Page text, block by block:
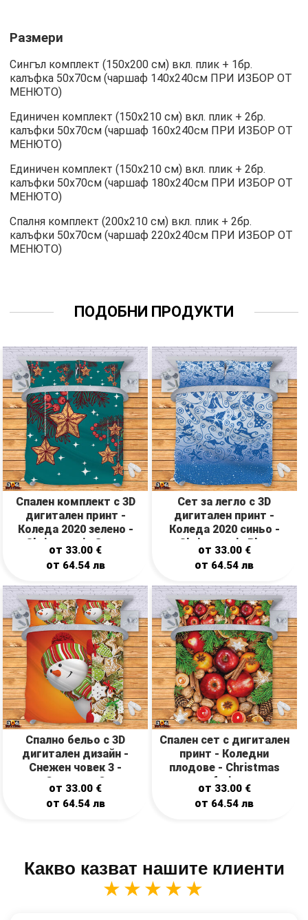
Размери
Сингъл комплект (150х200 см) вкл. плик + 1бр.
калъфка 50х70см (чаршаф 140х240см ПРИ ИЗБОР ОТ
МЕНЮТО)
Единичен комплект (150х210 см) вкл. плик + 2бр.
калъфки 50х70см (чаршаф 160х240см ПРИ ИЗБОР ОТ
МЕНЮТО)
Единичен комплект (150х210 см) вкл. плик + 2бр.
калъфки 50х70см (чаршаф 180х240см ПРИ ИЗБОР ОТ
МЕНЮТО)
Спалня комплект (200х210 см) вкл. плик + 2бр.
калъфки 50х70см (чаршаф 220х240см ПРИ ИЗБОР ОТ
МЕНЮТО)
ПОДОБНИ ПРОДУКТИ
Спален комплект с 3D
дигитален принт -
Коледа 2020 зелено -
Christmas in Green
от 33.00 €
от 64.54 лв
Сет за легло с 3D
дигитален принт -
Коледа 2020 синьо -
Christmas in Blue
от 33.00 €
от 64.54лв
Спално бельо с 3D
дигитален дизайн -
Снежен човек 3 -
Snowman 3
от 33.00 €
от 64.54 лв
Спален сет с дигитален
принт - Коледни
плодове - Christmas
fruit
от 33.00 €
от 64.54лв
Какво казват нашите клиенти
★★★★★